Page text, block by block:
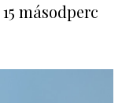
másodperc